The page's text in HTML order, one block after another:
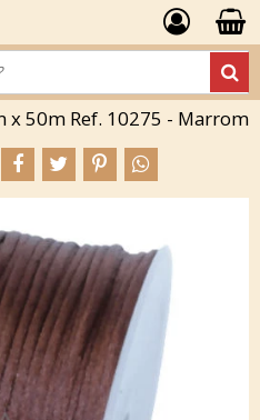
x 50m Ref. 10275 - Marrom